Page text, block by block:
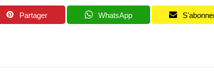
Partager WhatsApp